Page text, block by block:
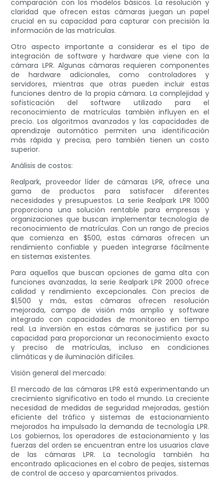
comparación con los modelos básicos. La resolución y
claridad que ofrecen estas cámaras juegan un papel
crucial en su capacidad para capturar con precisión la
información de las matrículas.
Otro aspecto importante a considerar es el tipo de
integración de software y hardware que viene con la
cámara LPR. Algunas cámaras requieren componentes
de hardware adicionales, como controladores y
servidores, mientras que otras pueden incluir estas
funciones dentro de la propia cámara. La complejidad y
sofisticación del software utilizado para el
reconocimiento de matrículas también influyen en el
precio. Los algoritmos avanzados y las capacidades de
aprendizaje automático permiten una identificación
más rápida y precisa, pero también tienen un costo
superior.
Análisis de costos:
Realpark, proveedor líder de cámaras LPR, ofrece una
gama de productos para satisfacer diferentes
necesidades y presupuestos. La serie Realpark LPR 1000
proporciona una solución rentable para empresas y
organizaciones que buscan implementar tecnología de
reconocimiento de matrículas. Con un rango de precios
que comienza en $500, estas cámaras ofrecen un
rendimiento confiable y pueden integrarse fácilmente
en sistemas existentes.
Para aquellos que buscan opciones de gama alta con
funciones avanzadas, la serie Realpark LPR 2000 ofrece
calidad y rendimiento excepcionales. Con precios de
$1,500 y más, estas cámaras ofrecen resolución
mejorada, campo de visión más amplio y software
integrado con capacidades de monitoreo en tiempo
real. La inversión en estas cámaras se justifica por su
capacidad para proporcionar un reconocimiento exacto
y preciso de matrículas, incluso en condiciones
climáticas y de iluminación difíciles.
Visión general del mercado:
El mercado de las cámaras LPR está experimentando un
crecimiento significativo en todo el mundo. La creciente
necesidad de medidas de seguridad mejoradas, gestión
eficiente del tráfico y sistemas de estacionamiento
mejorados ha impulsado la demanda de tecnología LPR.
Los gobiernos, los operadores de estacionamiento y las
fuerzas del orden se encuentran entre los usuarios clave
de las cámaras LPR. La tecnología también ha
encontrado aplicaciones en el cobro de peajes, sistemas
de control de acceso y aparcamientos privados.